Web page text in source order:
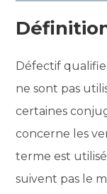
Défectif
ne sont pas
certaines
concerne les
terme est
suivent pas le